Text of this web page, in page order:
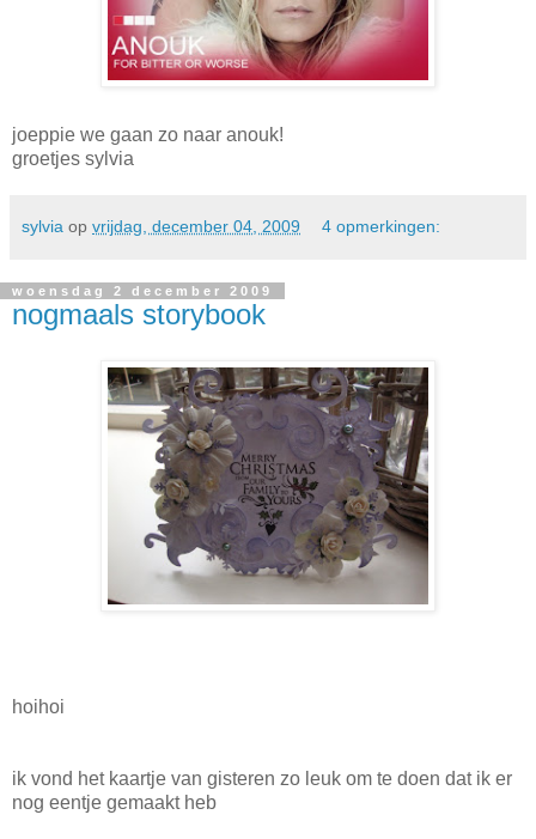
joeppie we gaan zo naar anouk!
groetjes sylvia
sylvia op vrijdag, december 04, 2009 4 opmerkingen:
woensdag 2 december 2009
nogmaals storybook
hoihoi
ik vond het kaartje van gisteren zo leuk om te doen dat ik er
nog eentje gemaakt heb